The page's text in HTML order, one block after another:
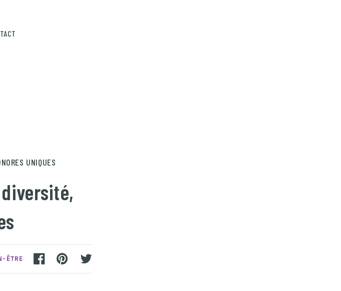
UNIQUES
ÊTRE